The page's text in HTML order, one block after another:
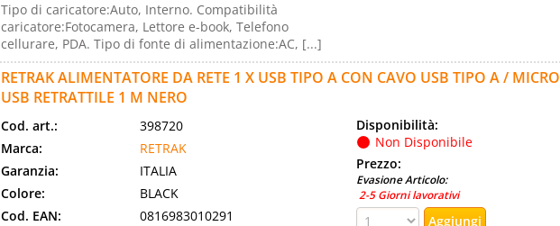
Tipo di caricatore:Auto, Interno. Compatibilità
caricatore:Fotocamera, Lettore e-book, Telefono
cellurare, PDA. Tipo di fonte di alimentazione:AC, [...]
RETRAK ALIMENTATORE DA RETE 1 X USB TIPO A CON CAVO USB TIPO A / MICRO
USB RETRATTILE 1 M NERO
Cod. art.:
398720
Marca:
RETRAK
Garanzia:
ITALIA
Colore:
BLACK
Cod. EAN:
0816983010291
Disponibilità:
Non Disponibile
Prezzo:
Evasione Articolo:
2-5 Giorni lavorativi